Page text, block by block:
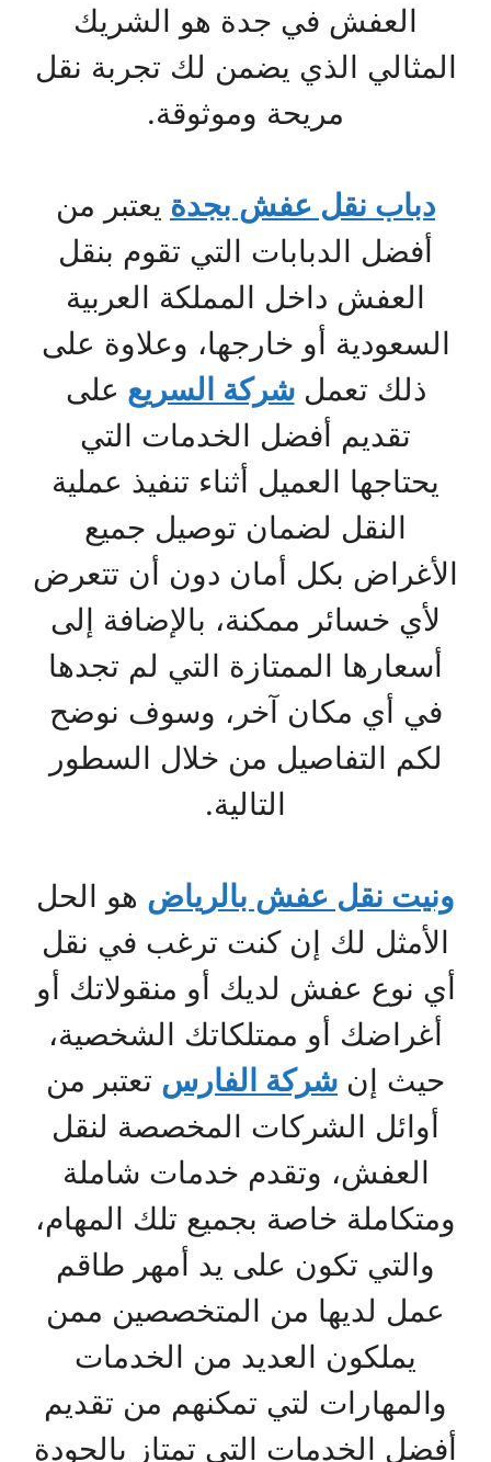
العفش في جدة هو الشريك
المثالي الذي يضمن لك تجربة نقل
مريحة وموثوقة.
دباب نقل عفش بجدة يعتبر من
أفضل الدبابات التي تقوم بنقل
العفش داخل المملكة العربية
السعودية أو خارجها، وعلاوة على
ذلك تعملشركة السريع على
تقديم أفضل الخدمات التي
يحتاجها العميل أثناء تنفيذ عملية
النقل لضمان توصيل جميع
الأغراض بكل أمان دون أن تتعرض
لأي خسائر ممكنة، بالإضافة إلى
أسعارها الممتازة التي لم تجدها
في أي مكان آخر، وسوف نوضح
لكم التفاصيل من خلال السطور
التالية.
ونيت نقل عفش بالرياض هو الحل
الأمثل لك إن كنت ترغب في نقل
أي نوع عفش لديك أو منقولاتك أو
أغراضك أو ممتلكاتك الشخصية،
حيث إن شركة الفارس تعتبر من
أوائل الشركات المخصصة لنقل
العفش، وتقدم خدمات شاملة
ومتكاملة خاصة بجميع تلك المهام،
والتي تكون على يد أمهر طاقم
عمل لديها من المتخصصين ممن
يملكون العديد من الخدمات
والمهارات لتي تمكنهم من تقديم
أفضل الخدمات التي تمتاز بالجودة